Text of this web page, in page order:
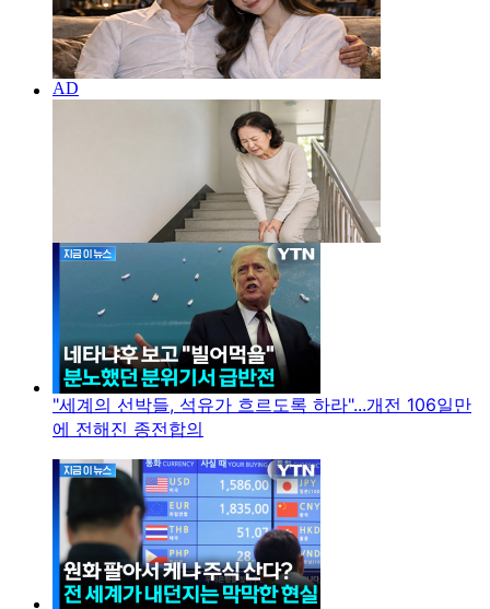
"세계의 선박들, 석유가 흐르도록 하라"...개전 106일만
에 전해진 종전합의